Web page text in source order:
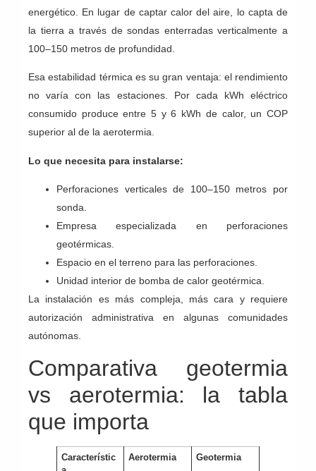
energético. En lugar de captar calor del aire, lo capta de
la tierra a través de sondas enterradas verticalmente a
100–150 metros de profundidad.
Esa estabilidad térmica es su gran ventaja: el rendimiento
no varía con las estaciones. Por cada kWh eléctrico
consumido produce entre 5 y 6 kWh de calor, un COP
superior al de la aerotermia.
Lo que necesita para instalarse:
Perforaciones verticales de 100–150 metros por
sonda.
Empresa especializada en perforaciones
geotérmicas.
Espacio en el terreno para las perforaciones.
Unidad interior de bomba de calor geotérmica.
La instalación es más compleja, más cara y requiere
autorización administrativa en algunas comunidades
autónomas.
Comparativa geotermia
vs aerotermia: la tabla
que importa
Característic
Aerotermia Geotermia